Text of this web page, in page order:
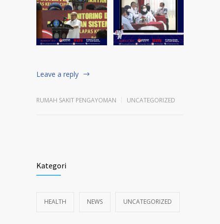
Leave a reply
RUMAH SAKIT PENGAYOMAN UNCATEGORIZED
Kategori
HEALTH NEWS UNCATEGORIZED